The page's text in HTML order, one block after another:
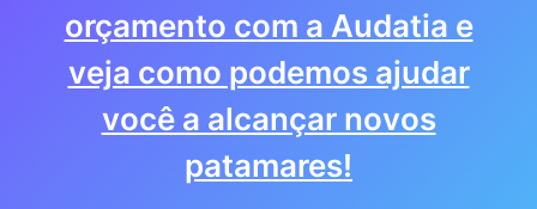
orçamento com a Audatia e
veja como podemos ajudar
você a alcançar novos
patamares!